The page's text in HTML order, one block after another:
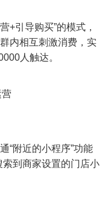
+引导购买”的模式，
内相互刺激消费，实
人触达。
“附近的小程序”功能
到商家设置的门店小